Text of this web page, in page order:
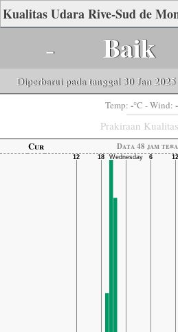
- Baik
Diperbarui pada tanggal 30 Jan
Temp: -°C - Wind: -
Prakiraan
Cur Data 48 jam